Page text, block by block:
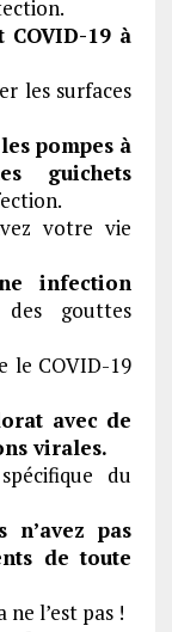
COVID-19 à
les surfaces
pompes à
guichets
votre vie
infection
gouttes
le COVID-19
avec de
virales.
du
pas
de toute
l’est pas !